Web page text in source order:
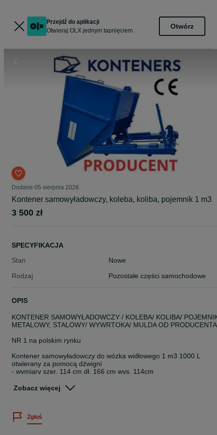
Przejdź do aplikacji
Otwieraj OLX jednym tapnięciem
Otwórz
Dodane 05 sierpnia 2026
Kontener samowyładowczy, koleba, koliba, pojemnik 1 m3
3 500 zł
SPECYFIKACJA
Stan
Nowe
Rodzaj
Pozostałe części samochodowe
OPIS
KONTENER SAMOWYŁADOWCZY / KOLEBA/ KOLIBA/
METALOWY, STALOWY/ WYWRTOKA/ MULDA OD PRODUCENTA
NR 1 na polskim rynku
Kontener samowyładowczy do wózka widłowego 1 m3 1000 L
otwierany za pomocą dźwigni
- wymiary szer. 114 cm dł. 166 cm wys. 114cm
- waga 260 kg ( najcięższy kontener w Polsce)
- różne pojemności od 1m3 do 3,1m3
- stal certyfikowana
Zobacz więcej
Zgłoś